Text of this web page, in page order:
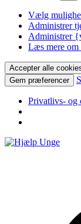
Vælg
Administrer
Administrer
Læs mere om
Accepter alle
Gem præferencer
Privatlivs- og
Hop